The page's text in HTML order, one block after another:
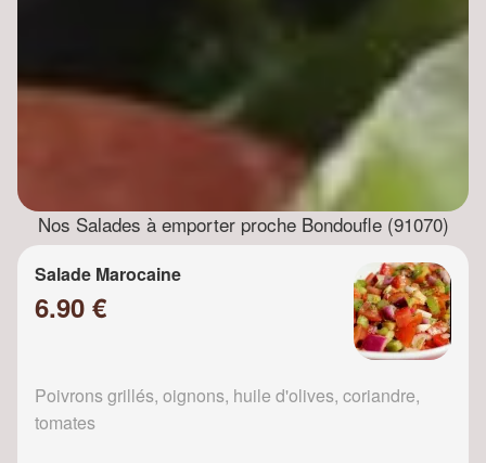
Nos Salades à emporter proche Bondoufle (91070)
Salade Marocaine
6.90 €
Poivrons grillés, oignons, huile d'olives, coriandre,
tomates